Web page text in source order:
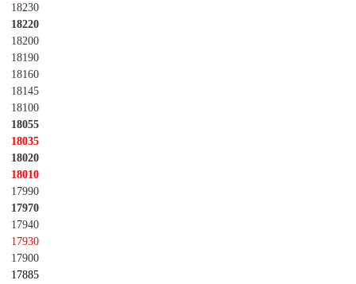
18230
18220
18200
18190
18160
18145
18100
18055
18035
18020
18010
17990
17970
17940
17930
17900
17885